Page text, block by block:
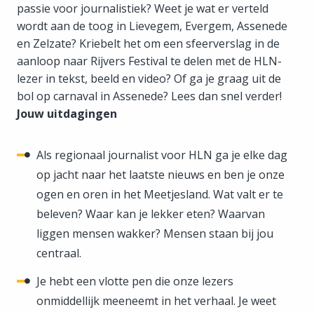
passie voor journalistiek? Weet je wat er verteld
wordt aan de toog in Lievegem, Evergem, Assenede
en Zelzate? Kriebelt het om een sfeerverslag in de
aanloop naar Rijvers Festival te delen met de HLN-
lezer in tekst, beeld en video? Of ga je graag uit de
bol op carnaval in Assenede? Lees dan snel verder!
Jouw uitdagingen
Als regionaal journalist voor HLN ga je elke dag
op jacht naar het laatste nieuws en ben je onze
ogen en oren in het Meetjesland. Wat valt er te
beleven? Waar kan je lekker eten? Waarvan
liggen mensen wakker? Mensen staan bij jou
centraal.
Je hebt een vlotte pen die onze lezers
onmiddellijk meeneemt in het verhaal. Je weet